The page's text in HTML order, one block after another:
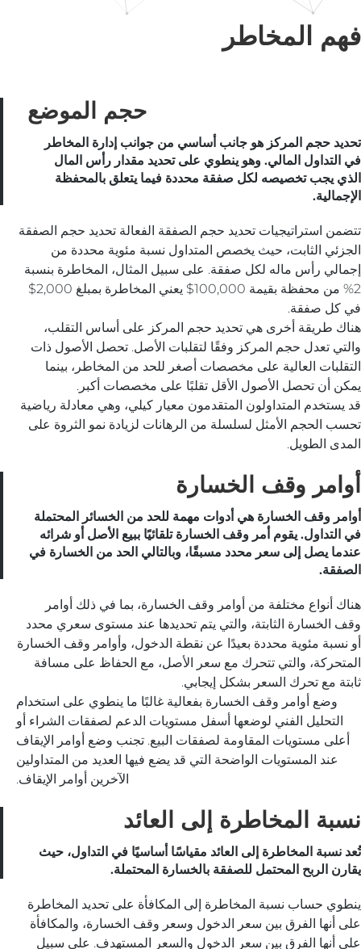
فهم المخاطر
حجم الموضع
تحديد حجم المركز هو جانب أساسي من جوانب إدارة المخاطر
في التداول المالي. وهو ينطوي على تحديد مقدار رأس المال
الذي يجب تخصيصه لكل صفقة محددة فيما يتعلق بالمحفظة
الإجمالية.
تتضمن استراتيجيات تحديد حجم الصفقة الفعالة تحديد حجم الصفقة
الجزئي الثابت، حيث يخصص المتداول نسبة مئوية محددة من
إجمالي رأس ماله لكل صفقة. على سبيل المثال، المخاطرة بنسبة
2% من محفظة بقيمة 100,000$ يعني المخاطرة بمبلغ 2,000$
في كل صفقة.
هناك طريقة أخرى هي تحديد حجم المركز على أساس التقلب،
والتي تعدل حجم المركز وفقًا لتقلبات الأصل. تحصل الأصول ذات
التقلبات العالية على مخصصات أصغر للحد من المخاطر، بينما
يمكن أن تحصل الأصول الأقل تقلبًا على مخصصات أكبر.
قد يستخدم المتداولون المتقدمون معيار كيلي، وهي معادلة رياضية
تحسب الحجم الأمثل لسلسلة من الرهانات لزيادة نمو الثروة على
المدى الطويل.
أوامر وقف الخسارة
أوامر وقف الخسارة هي أدوات مهمة للحد من الخسائر المحتملة
في التداول. يقوم أمر وقف الخسارة تلقائيًا ببيع الأصل أو شرائه
عندما يصل إلى سعر محدد مسبقًا، وبالتالي الحد من الخسارة في
الصفقة.
هناك أنواع مختلفة من أوامر وقف الخسارة، بما في ذلك أوامر
وقف الخسارة الثابتة، والتي يتم تحديدها عند مستوى سعري محدد
أو نسبة مئوية محددة بعيدًا عن نقطة الدخول، وأوامر وقف الخسارة
المتحركة، والتي تتحرك مع سعر الأصل، مع الحفاظ على مسافة
ثابتة مع تحرك السعر بشكل إيجابي.
وضع أوامر وقف الخسارة بفعالية غالبًا ما ينطوي على استخدام
التحليل الفني لوضعها أسفل مستويات الدعم لصفقات الشراء أو
أعلى مستويات المقاومة لصفقات البيع. تجنب وضع أوامر الإيقاف
عند المستويات الواضحة التي قد يضع فيها العديد من المتداولين
الآخرين أوامر الإيقاف.
نسبة المخاطرة إلى العائد
تُعد نسبة المخاطرة إلى العائد مقياسًا أساسيًا في التداول، حيث
يقارن الربح المحتمل للصفقة بالخسارة المحتملة.
ينطوي حساب نسبة المخاطرة إلى المكافأة على تحديد المخاطرة
على أنها الفرق بين سعر الدخول وسعر وقف الخسارة، والمكافأة
على أنها الفرق بين سعر الدخول والسعر المستهدف. على سبيل